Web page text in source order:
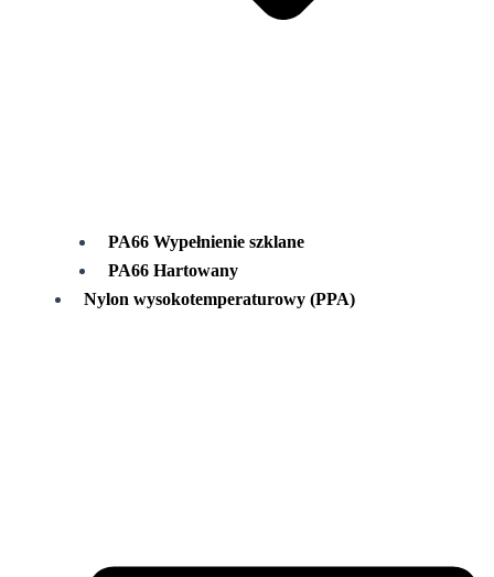
PA66 Wypełnienie szklane
PA66 Hartowany
Nylon wysokotemperaturowy (PPA)